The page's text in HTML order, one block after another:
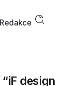
Redakce
design